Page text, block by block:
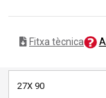
Fitxa tècnica
27X 90